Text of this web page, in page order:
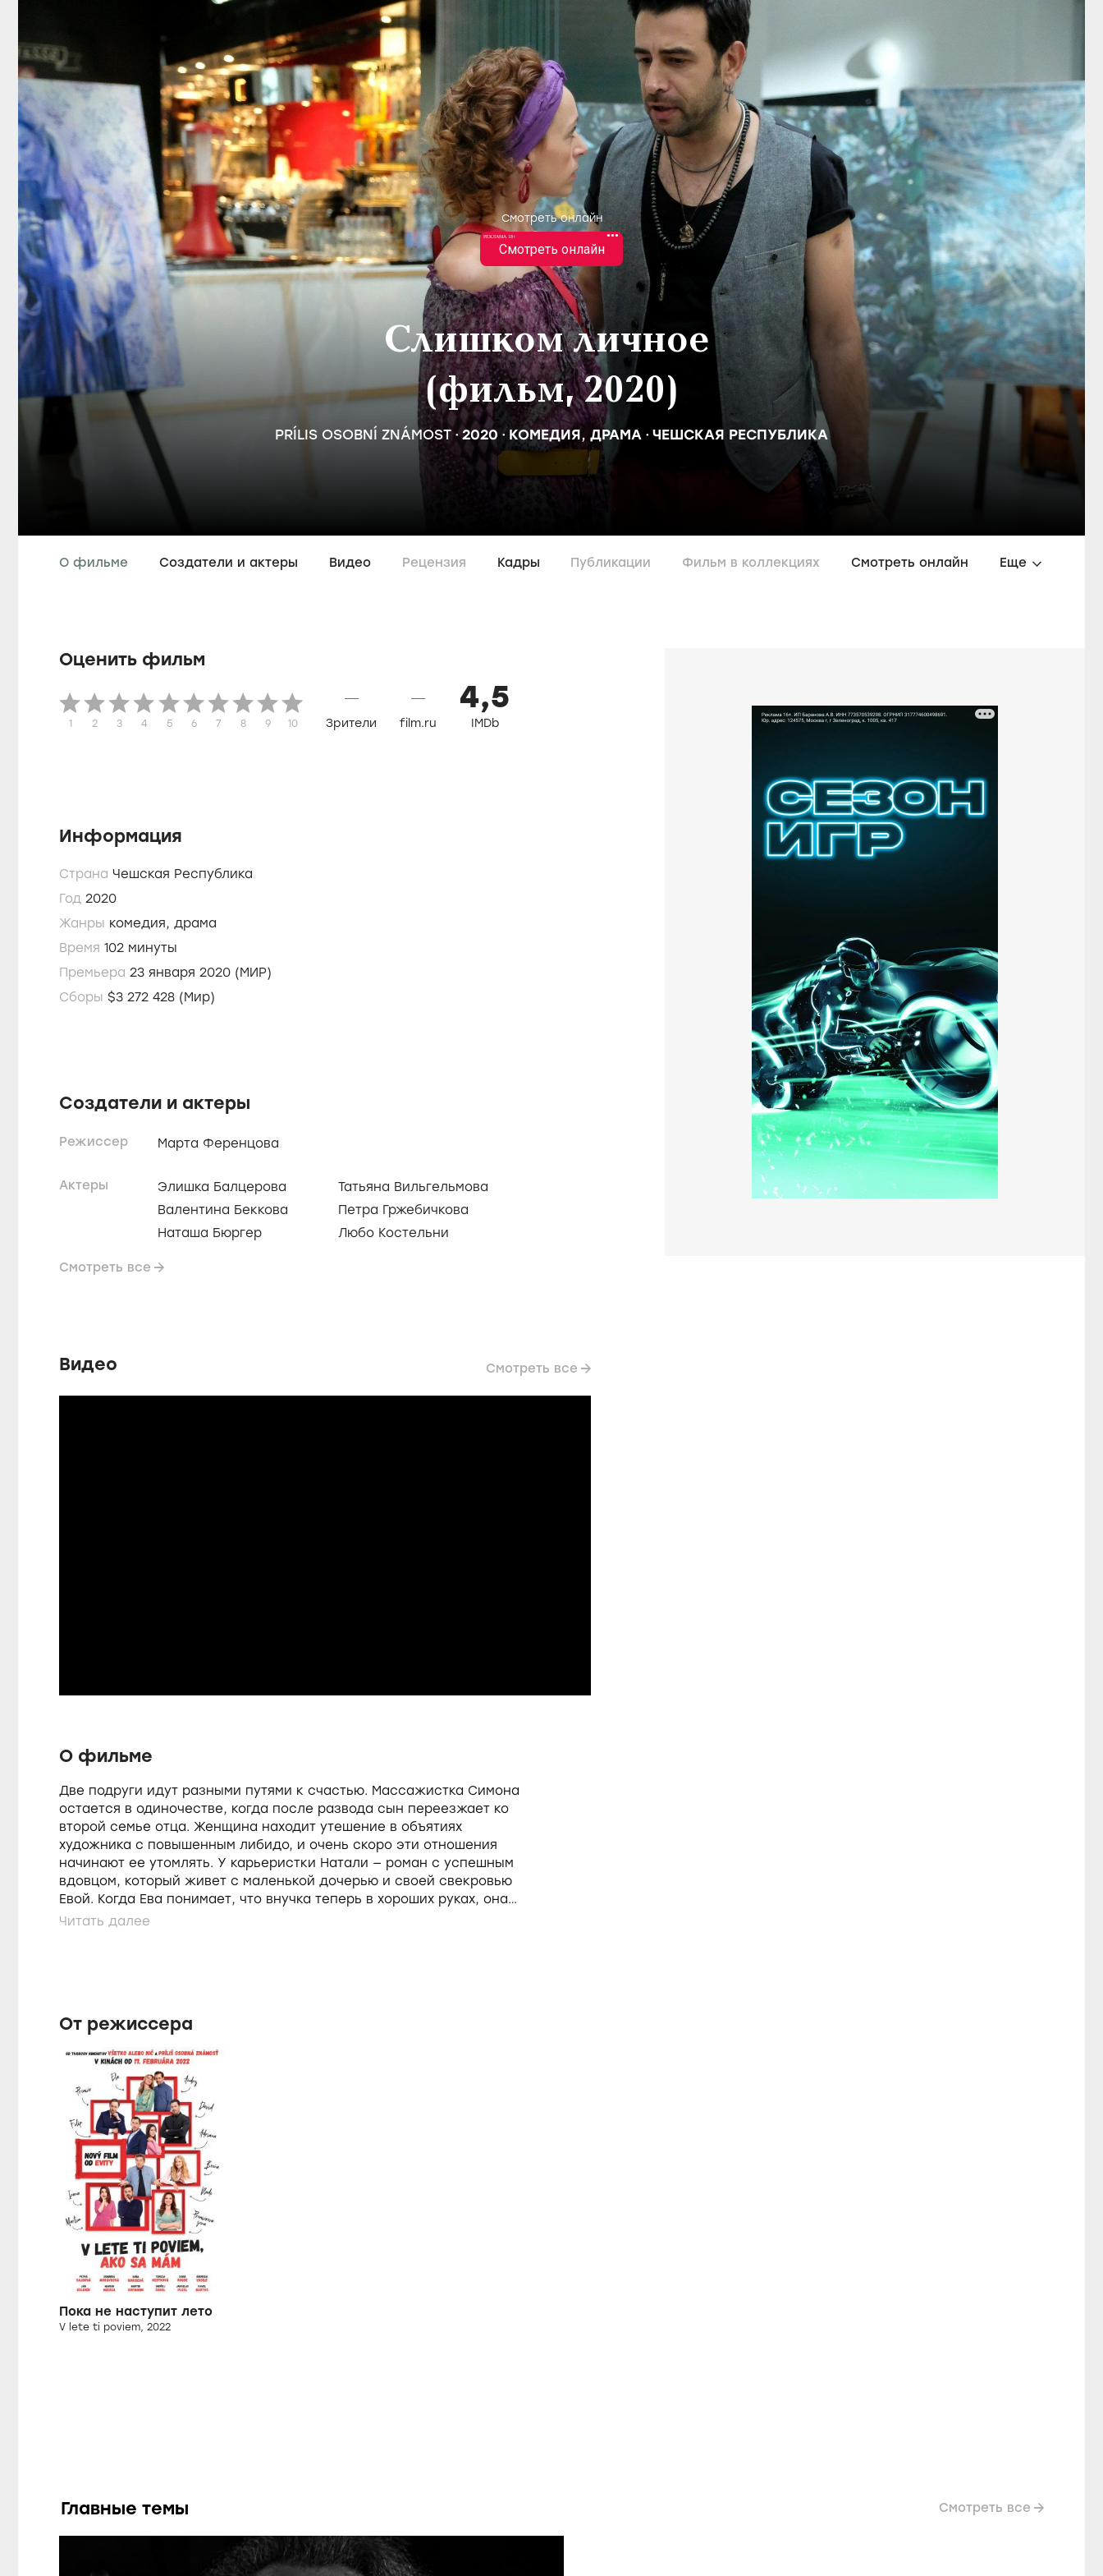
Смотреть онлайн
•••
РЕКЛАМА 18+
Смотреть онлайн
Слишком личное
(фильм, 2020)
PRÍLIS OSOBNÍ ZNÁMOST 2020 КОМЕДИЯ, ДРАМА ЧЕШСКАЯ РЕСПУБЛИКА
О фильме Создатели и актеры Видео Рецензия Кадры Публикации Фильм в коллекциях Смотреть онлайн Еще
Оценить фильм
1 2 3 4 5 6 7 8 9 10
—
Зрители
—
film.ru
4,5
IMDb
Информация
Страна Чешская Республика
Год 2020
Жанры комедия, драма
Время
102 минуты
Премьера 23 января 2020 (МИР)
Сборы $3 272 428 (Мир)
Создатели и актеры
Режиссер Марта Ференцова
Актеры
Элишка Балцерова
Валентина Беккова
Наташа Бюргер
Татьяна Вильгельмова
Петра Гржебичкова
Любо Костельни
Смотреть все
Видео Смотреть все
u
e
m
d
6
%
О фильме
Две подруги идут разными путями к счастью. Массажистка Симона
остается в одиночестве, когда после развода сын переезжает ко
второй семье отца. Женщина находит утешение в объятиях
художника с повышенным либидо, и очень скоро эти отношения
начинают ее утомлять. У карьеристки Натали — роман с успешным
вдовцом, который живет с маленькой дочерью и своей свекровью
Евой. Когда Ева понимает, что внучка теперь в хороших руках, она
обнаруживает: жизнь не заканчивается после утраты.
От режиссера
Пока не наступит лето
V lete ti poviem, 2022
Главные темы Смотреть все